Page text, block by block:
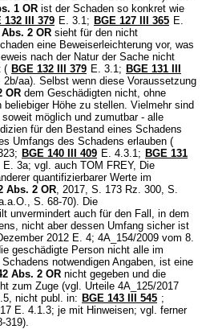
1 OR ist der Schaden so konkret wie
132 III 379 E. 3.1; BGE 127 III 365 E.
2 OR sieht für den nicht
eine Beweiserleichterung vor, was
nach der Natur der Sache nicht
( BGE 132 III 379 E. 3.1; BGE 131 III
2b/aa). Selbst wenn diese Voraussetzung
OR dem Geschädigten nicht, ohne
beliebiger Höhe zu stellen. Vielmehr sind
möglich und zumutbar - alle
für den Bestand eines Schadens
Umfangs des Schadens erlauben (
BGE 140 III 409 E. 4.3.1; BGE 131
E. 3a; vgl. auch TOM FREY, Die
quantifizierbarer Werte im
Abs. 2 OR, 2017, S. 173 Rz. 300, S.
S. 68-70). Die
unvermindert auch für den Fall, in dem
nicht aber dessen Umfang sicher ist
2012 E. 4; 4A_154/2009 vom 8.
geschädigte Person nicht alle im
notwendigen Angaben, ist eine
Abs. 2 OR nicht gegeben und die
zum Zuge (vgl. Urteile 4A_125/2017
nicht publ. in: BGE 143 III 545 ;
E. 4.1.3; je mit Hinweisen; vgl. ferner
319).